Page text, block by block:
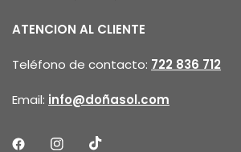
ATENCION AL CLIENTE
Teléfono de contacto: 722 836 712
Email: info@doñasol.com